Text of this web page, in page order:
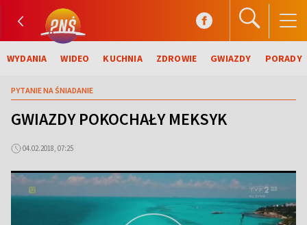
WYDANIA WIDEO KUCHNIA ZDROWIE GWIAZDY PORADY
PYTANIE NA ŚNIADANIE
GWIAZDY POKOCHAŁY MEKSYK
04.02.2018, 07:25